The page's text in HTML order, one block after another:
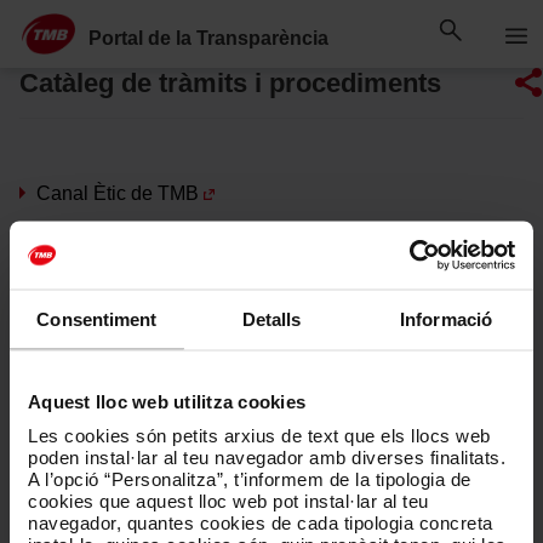
Consentiment Detalls Informació
Aquest lloc web utilitza cookies
Les cookies són petits arxius de text que els llocs web
poden instal·lar al teu navegador amb diverses finalitats.
A l’opció “Personalitza”, t’informem de la tipologia de
cookies que aquest lloc web pot instal·lar al teu
navegador, quantes cookies de cada tipologia concreta
Salta al contingut principal
Saltar
al
contingut
Portal de la Transparència
Catàleg de tràmits i procediments
Canal Ètic de TMB
Exercici de drets de protecció de dades
Contacte amb la sala de premsa
Venda i atenció al client de la T-mobilitat
Atenció al client